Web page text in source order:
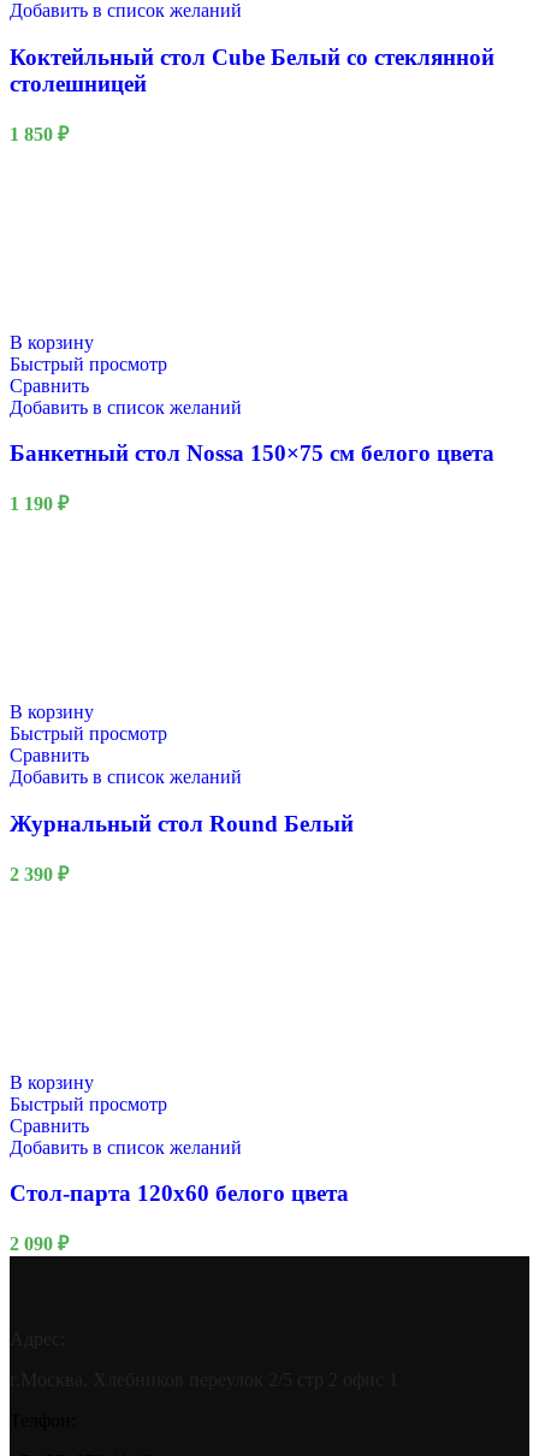
Добавить в список желаний
Коктейльный стол Cube Белый со стеклянной
столешницей
1 850 ₽
В корзину
Быстрый просмотр
Сравнить
Добавить в список желаний
Банкетный стол Nossa 150×75 см белого цвета
1 190 ₽
В корзину
Быстрый просмотр
Сравнить
Добавить в список желаний
Журнальный стол Round Белый
2 390 ₽
В корзину
Быстрый просмотр
Сравнить
Добавить в список желаний
Стол-парта 120х60 белого цвета
2 090 ₽